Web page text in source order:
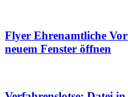
Flyer Ehrenamtliche
neuem Fenster öffnen